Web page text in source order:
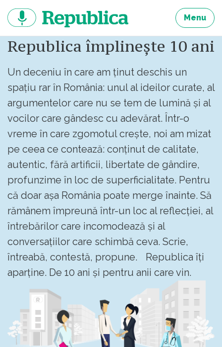
continut
Menu
Republica împlinește 10 ani
Un deceniu în care am ținut deschis un
spațiu rar în România: unul al ideilor curate, al
argumentelor care nu se tem de lumină și al
vocilor care gândesc cu adevărat. Într-o
vreme în care zgomotul crește, noi am mizat
pe ceea ce contează: conținut de calitate,
autentic, fără artificii, libertate de gândire,
profunzime în loc de superficialitate. Pentru
că doar așa România poate merge înainte. Să
rămânem împreună într-un loc al reflecției, al
întrebărilor care incomodează și al
conversațiilor care schimbă ceva. Scrie,
întreabă, contestă, propune. Republica îți
aparține. De 10 ani și pentru anii care vin.